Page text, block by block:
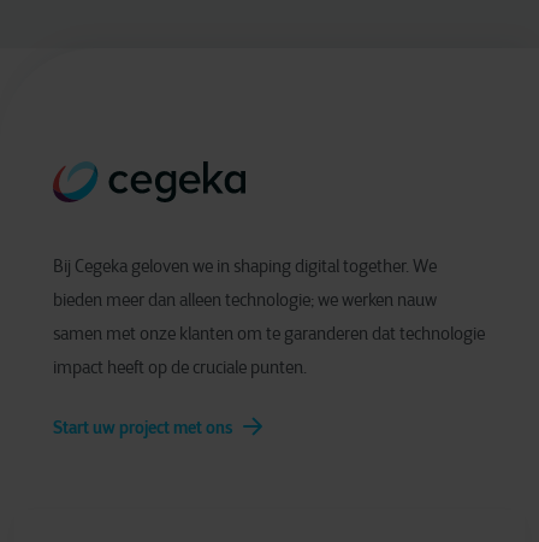
Bij Cegeka geloven we in shaping digital together. We
bieden meer dan alleen technologie; we werken nauw
samen met onze klanten om te garanderen dat technologie
impact heeft op de cruciale punten.
Start uw project met ons